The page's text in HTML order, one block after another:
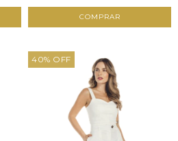
COMPRAR
40% OFF